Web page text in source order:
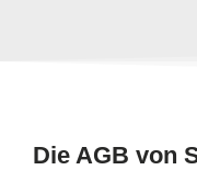
Die AGB von